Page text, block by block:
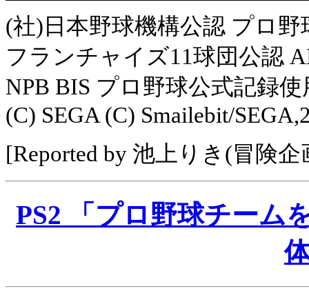
(社)日本野球機構公認 プロ野
フランチャイズ11球団公認
NPB BIS プロ野球公式記録使
(C) SEGA (C) Smailebit/
[Reported by 池上りき(冒険
PS2 「プロ野球チーム